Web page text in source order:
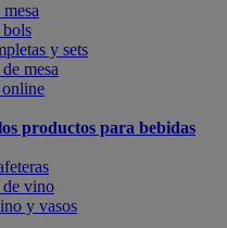
y sets
mesa
productos para bebidas
de vino
y vasos